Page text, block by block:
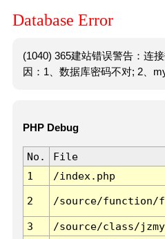
Database Error
(1040) 365建站错误警告：连
因：1、数据库密码不对; 2、
PHP Debug
No. File
1
/index.php
2 /source/function/
3 /source/class/